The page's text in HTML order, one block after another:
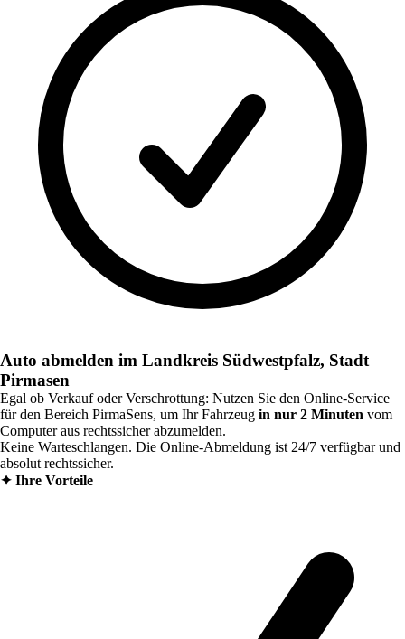
Auto abmelden im Landkreis Südwestpfalz, Stadt
Pirmasen
Egal ob Verkauf oder Verschrottung: Nutzen Sie den Online-Service
für den Bereich PirmaSens, um Ihr Fahrzeug in nur 2 Minuten vom
Computer aus rechtssicher abzumelden.
Keine Warteschlangen. Die Online-Abmeldung ist 24/7 verfügbar und
absolut rechtssicher.
✦ Ihre Vorteile